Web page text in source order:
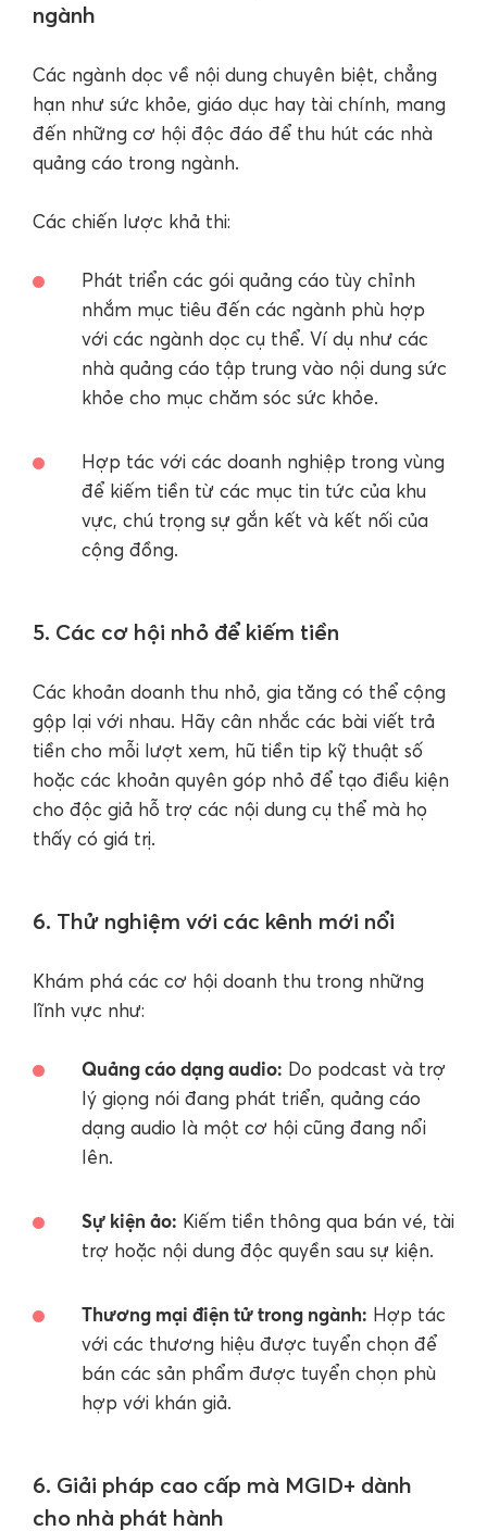
ngành
Các ngành dọc về nội dung chuyên biệt, chẳng
hạn như sức khỏe, giáo dục hay tài chính, mang
đến những cơ hội độc đáo để thu hút các nhà
quảng cáo trong ngành.
Các chiến lược khả thi:
Phát triển các gói quảng cáo tùy chỉnh
nhắm mục tiêu đến các ngành phù hợp
với các ngành dọc cụ thể. Ví dụ như các
nhà quảng cáo tập trung vào nội dung sức
khỏe cho mục chăm sóc sức khỏe.
Hợp tác với các doanh nghiệp trong vùng
để kiếm tiền từ các mục tin tức của khu
vực, chú trọng sự gắn kết và kết nối của
cộng đồng.
5. Các cơ hội nhỏ để kiếm tiền
Các khoản doanh thu nhỏ, gia tăng có thể cộng
gộp lại với nhau. Hãy cân nhắc các bài viết trả
tiền cho mỗi lượt xem, hũ tiền tip kỹ thuật số
hoặc các khoản quyên góp nhỏ để tạo điều kiện
cho độc giả hỗ trợ các nội dung cụ thể mà họ
thấy có giá trị.
6. Thử nghiệm với các kênh mới nổi
Khám phá các cơ hội doanh thu trong những
lĩnh vực như:
Quảng cáo dạng audio: Do podcast và trợ
lý giọng nói đang phát triển, quảng cáo
dạng audio là một cơ hội cũng đang nổi
lên.
Sự kiện ảo: Kiếm tiền thông qua bán vé, tài
trợ hoặc nội dung độc quyền sau sự kiện.
Thương mại điện tử trong ngành: Hợp tác
với các thương hiệu được tuyển chọn để
bán các sản phẩm được tuyển chọn phù
hợp với khán giả.
6. Giải pháp cao cấp mà MGID+ dành
cho nhà phát hành